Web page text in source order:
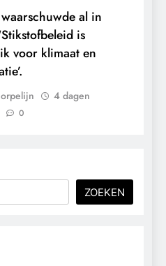
al in
is
voor klimaat en
4 dagen
0
ZOEKEN